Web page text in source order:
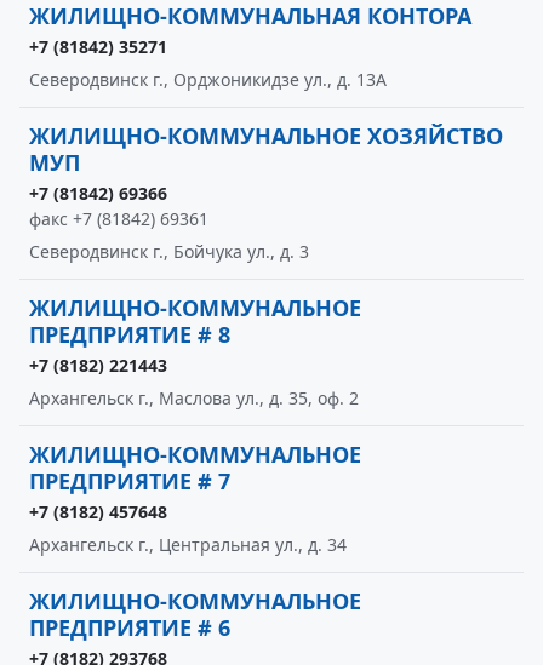
ЖИЛИЩНО-КОММУНАЛЬНАЯ КОНТОРА
+7 (81842) 35271
Северодвинск г., Орджоникидзе ул., д. 13А
ЖИЛИЩНО-КОММУНАЛЬНОЕ ХОЗЯЙСТВО
МУП
+7 (81842) 69366
факс +7 (81842) 69361
Северодвинск г., Бойчука ул., д. 3
ЖИЛИЩНО-КОММУНАЛЬНОЕ
ПРЕДПРИЯТИЕ # 8
+7 (8182) 221443
Архангельск г., Маслова ул., д. 35, оф. 2
ЖИЛИЩНО-КОММУНАЛЬНОЕ
ПРЕДПРИЯТИЕ # 7
+7 (8182) 457648
Архангельск г., Центральная ул., д. 34
ЖИЛИЩНО-КОММУНАЛЬНОЕ
ПРЕДПРИЯТИЕ # 6
+7 (8182) 293768